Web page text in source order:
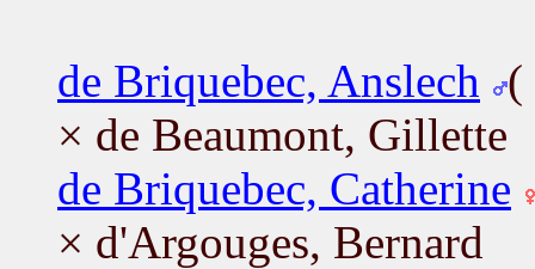
de Briquebec, Anslech
(
× de Beaumont, Gillette
de Briquebec, Catherine
× d'Argouges, Bernard